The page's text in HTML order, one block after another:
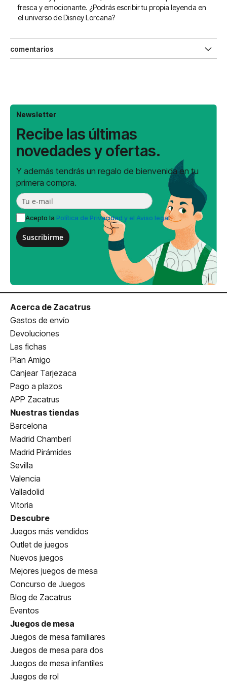
fresca y emocionante. ¿Podrás escribir tu propia leyenda en
el universo de Disney Lorcana?
comentarios
Newsletter
Recibe las últimas
novedades y ofertas.
Y además tendrás un regalo de bienvenida en tu
primera compra.
Acepto la Política de Privacidad y el Aviso legal
Suscribirme
Acerca de Zacatrus
Gastos de envío
Devoluciones
Las fichas
Plan Amigo
Canjear Tarjezaca
Pago a plazos
APP Zacatrus
Nuestras tiendas
Barcelona
Madrid Chamberí
Madrid Pirámides
Sevilla
Valencia
Valladolid
Vitoria
Descubre
Juegos más vendidos
Outlet de juegos
Nuevos juegos
Mejores juegos de mesa
Concurso de Juegos
Blog de Zacatrus
Eventos
Juegos de mesa
Juegos de mesa familiares
Juegos de mesa para dos
Juegos de mesa infantiles
Juegos de rol